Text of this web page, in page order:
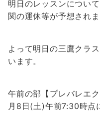
明日のレッスンについ
関の運休等が予想されま
よって明日の三鷹クラ
います。
午前の部【プレバレエ
月8日(土)午前7:30時点